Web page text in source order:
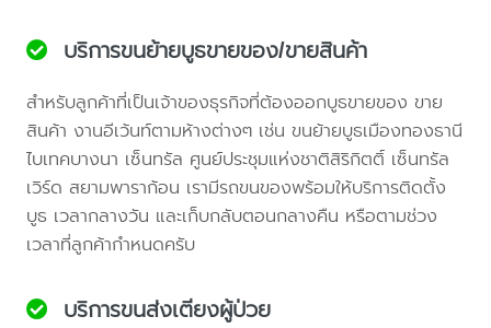
บริการขนย้ายบูธขายของ/ขายสินค้า
สำหรับลูกค้าที่เป็นเจ้าของธุรกิจที่ต้องออกบูธขายของ ขาย
สินค้า งานอีเว้นท์ตามห้างต่างๆ เช่น ขนย้ายบูธเมืองทองธานี
ไบเทคบางนา เซ็นทรัล ศูนย์ประชุมแห่งชาติสิริกิตติ์ เซ็นทรัล
เวิร์ด สยามพาราก้อน เรามีรถขนของพร้อมให้บริการติดตั้ง
บูธ เวลากลางวัน และเก็บกลับตอนกลางคืน หรือตามช่วง
เวลาที่ลูกค้ากำหนดครับ
บริการขนส่งเตียงผู้ป่วย